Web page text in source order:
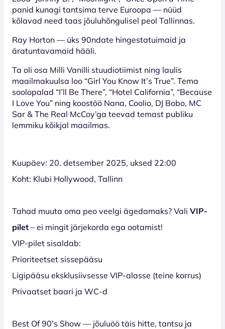
panid kunagi tantsima terve Euroopa — nüüd
kõlavad need taas jõuluhõngulisel peol Tallinnas.
Ray Horton — üks 90ndate hingestatuimaid ja
äratuntavamaid hääli.
Ta oli osa Milli Vanilli stuudiotiimist ning laulis
maailmakuulsa loo “Girl You Know It’s True”. Tema
soolopalad “I’ll Be There”, “Hotel California”, “Because
I Love You” ning koostöö Nana, Coolio, DJ Bobo, MC
Sar & The Real McCoy’ga teevad temast publiku
lemmiku kõikjal maailmas.
Kuupäev: 20. detsember 2025, uksed 22:00
Koht: Klubi Hollywood, Tallinn
Tahad muuta oma peo veelgi ägedamaks? Vali VIP-
pilet – ei mingit järjekorda ega ootamist!
VIP-pilet sisaldab:
Prioriteetset sissepääsu
Ligipääsu eksklusiivsesse VIP-alasse (teine korrus)
Privaatset baari ja WC-d
Best Of 90’s Show — jõuluöö täis hitte, tantsu ja